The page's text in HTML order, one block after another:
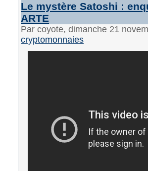
Le mystère Satoshi :
ARTE
Par coyote, dimanche 21
cryptomonnaies